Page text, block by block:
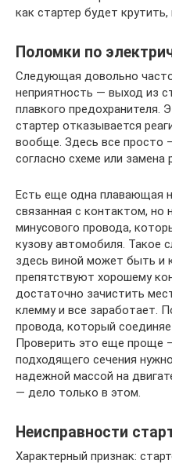
как стартер будет
Поломки по
Следующая довольно
неприятность — выход из
плавкого предохранителя.
стартер отказывается
вообще. Здесь все просто
согласно схеме или замена
Есть еще одна плавающая
связанная с контактом, но
минусового провода,
кузову автомобиля. Такое
здесь виной может быть и
препятствуют хорошему
достаточно зачистить
клемму и все заработает.
провода, который
Проверить это еще проще
подходящего сечения
надежной массой на
— дело только в этом.
Неисправности
Характерный признак: